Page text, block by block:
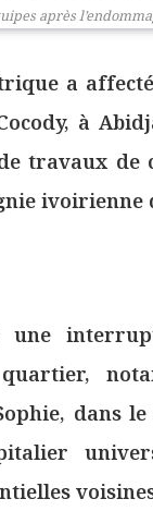
après
a
à
travaux de
ivoirienne
une
dans